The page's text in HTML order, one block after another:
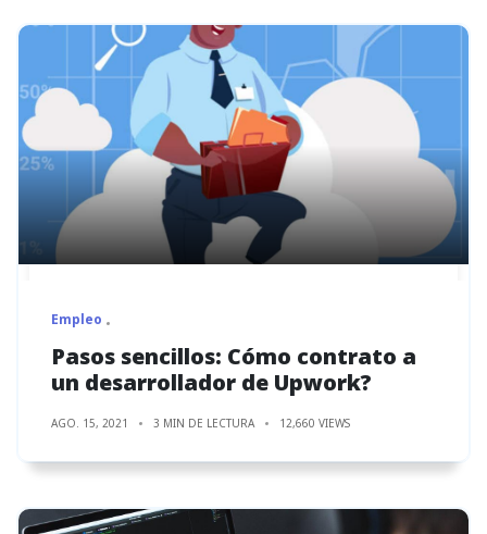
Empleo
Pasos sencillos: Cómo contrato a
un desarrollador de Upwork?
AGO. 15, 2021 3 MIN DE LECTURA 12,660 VIEWS